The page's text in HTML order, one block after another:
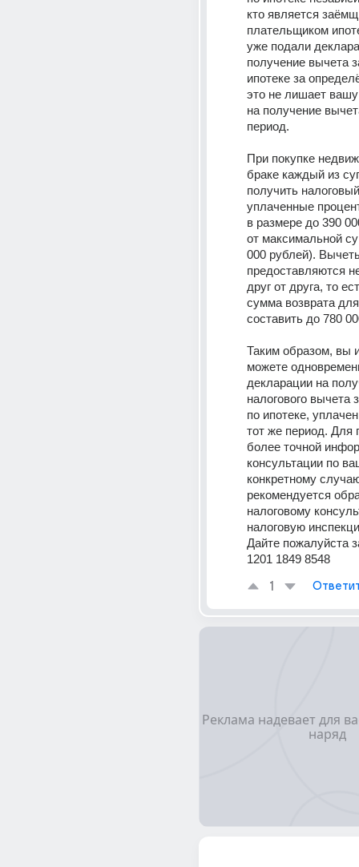
кто является
плательщиком
уже подали
получение вычета
ипотеке за
это не лишает
на получение
период.
При покупке
браке каждый из
получить
уплаченные
в размере до 390
от максимальной
000 рублей).
предоставляются
друг от друга, то
сумма возврата
составить до 780
Таким образом, вы
можете
декларации на
налогового вычета
по ипотеке,
тот же период. Для
более точной
консультации по
конкретному
рекомендуется
налоговому
налоговую
Дайте пожалуйста
1201 1849 8548
1